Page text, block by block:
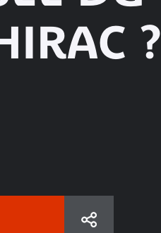
?